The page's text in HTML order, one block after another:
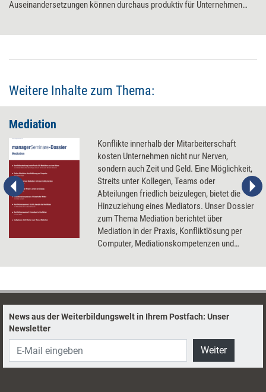
Auseinandersetzungen können durchaus produktiv für Unternehmen
Weitere Inhalte zum Thema:
Mediation
Konflikte innerhalb der Mitarbeiterschaft
kosten Unternehmen nicht nur Nerven,
sondern auch Zeit und Geld. Eine Möglichkeit,
Streits unter Kollegen, Teams oder
Abteilungen friedlich beizulegen, bietet die
Hinzuziehung eines Mediators. Unser Dossier
zum Thema Mediation berichtet über
Mediation in der Praxis, Konfliktlösung per
Computer, Mediationskompetenzen und
News aus der Weiterbildungswelt in Ihrem Postfach: Unser
Newsletter
Weiter